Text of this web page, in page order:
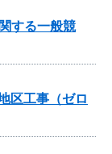
する一般競
区工事（ゼロ